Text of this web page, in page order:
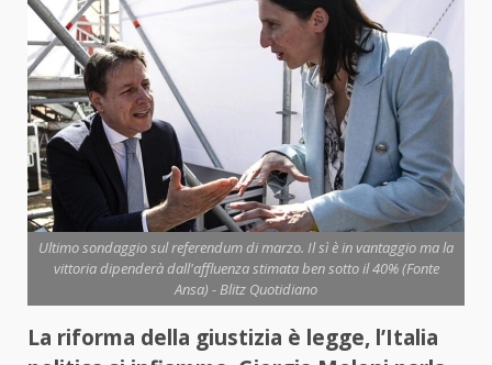
Ultimo sondaggio sul referendum di marzo. Il sì è in vantaggio ma la
vittoria dipenderà dall'affluenza stimata ben sotto il 40% (Fonte
Ansa) - Blitz Quotidiano
La riforma della giustizia è legge, l’Italia